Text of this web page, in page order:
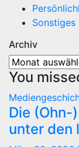
Sonstiges
Archiv
Archiv
You
Die (Ohn-
unter den